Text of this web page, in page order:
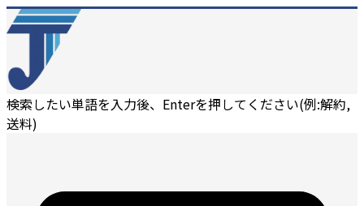
検索したい単語を入力後、Enterを押してください(例:解約,
送料)